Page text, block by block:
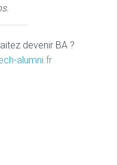
devenir BA ?
alumni.fr